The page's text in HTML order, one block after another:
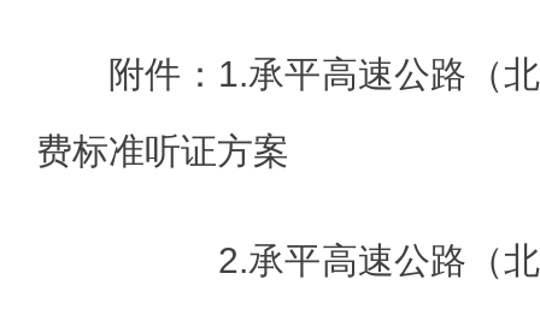
附件：1.承平高速公路（
费标准听证方案
2.承平高速公路（北